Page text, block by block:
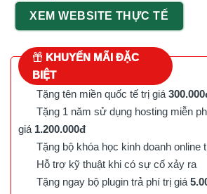
XEM WEBSITE THỰC TẾ
KHUYẾN MÃI ĐẶC
BIỆT
Tặng tên miền quốc tế trị giá
Tặng 1 năm sử dụng hosting miễn
giá 1.200.000đ
Tặng bộ khóa học kinh doanh online
Hỗ trợ kỹ thuật khi có sự cố xảy ra
Tặng ngay bộ plugin trả phí trị giá